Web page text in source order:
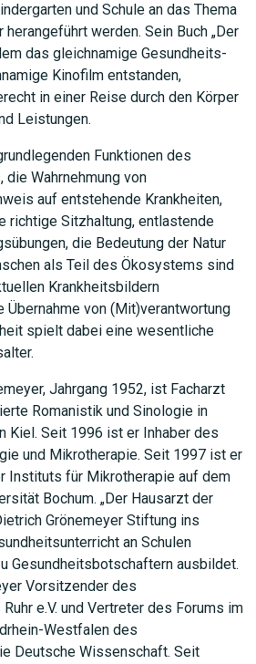
und Schule an das Thema
werden. Sein Buch „Der
das gleichnamige Gesundheits-
Kinofilm entstanden,
in einer Reise durch den Körper
Leistungen.
Funktionen des
Wahrnehmung von
auf entstehende Krankheiten,
richtige Sitzhaltung, entlastende
die Bedeutung der Natur
als Teil des Ökosystems sind
Krankheitsbildern
Übernahme von (Mit)verantwortung
spielt dabei eine wesentliche
Jahrgang 1952, ist Facharzt
Romanistik und Sinologie in
Kiel. Seit 1996 ist er Inhaber des
und Mikrotherapie. Seit 1997 ist er
Instituts für Mikrotherapie auf dem
Bochum. „Der Hausarzt der
Grönemeyer Stiftung ins
an Schulen
Gesundheitsbotschaftern ausbildet.
Vorsitzender des
e.V. und Vertreter des Forums im
Westfalen des
Deutsche Wissenschaft. Seit
JETZT SUCHEN